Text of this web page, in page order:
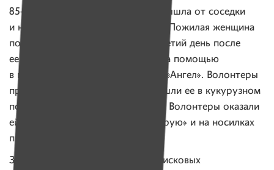
85-летняя Александра Петровна вышла от соседки
и не смогла найти дорогу домой. Пожилая женщина
почти полностью незрячая. На третий день после
ее пропажи родные обратились за помощью
в поисково-спасательный отряда «Ангел». Волонтеры
прочесывали всю местность и нашли ее в кукурузном
поле. Женщина была обессилена. Волонтеры оказали
ей первую помощь, вызвали «скорую» и на носилках
принесли в деревню.
За 3 квартал отряд провел 37 поисковых